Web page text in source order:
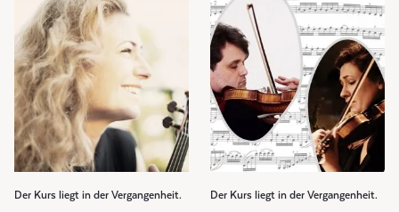
Der Kurs liegt in der Vergangenheit. Der Kurs liegt in der Vergangenheit.